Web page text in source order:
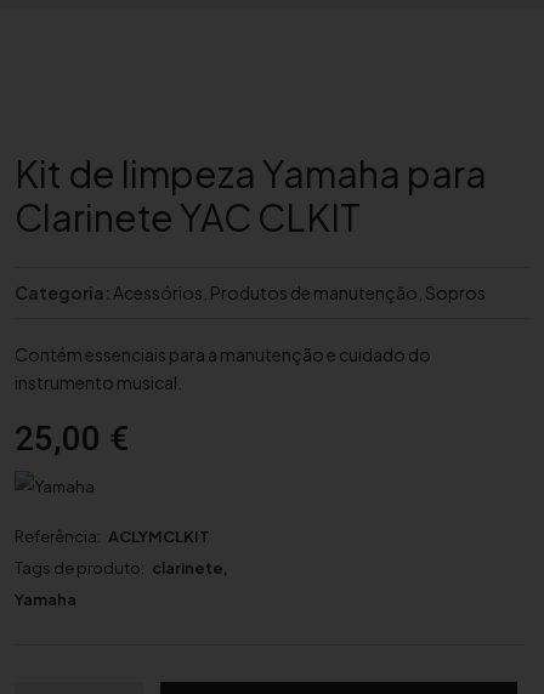
Kit de limpeza Yamaha para
Clarinete YAC CLKIT
Categoria: Acessórios Produtos de manutenção Sopros
Contém essenciais para a manutenção e cuidado do
instrumento musical.
25,00 €
Referência: ACLYMCLKIT
Tags de produto: clarinete
Yamaha